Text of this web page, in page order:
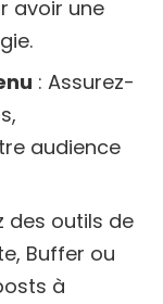
avoir une
: Assurez-
audience
des outils de
Buffer ou
à